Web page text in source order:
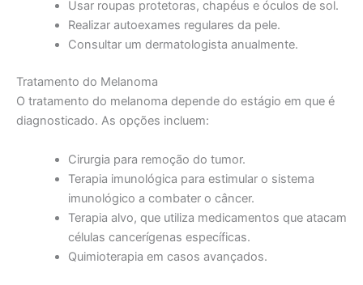
Usar roupas protetoras, chapéus e óculos de sol.
Realizar autoexames regulares da pele.
Consultar um dermatologista anualmente.
Tratamento do Melanoma
O tratamento do melanoma depende do estágio em que é
diagnosticado. As opções incluem:
Cirurgia para remoção do tumor.
Terapia imunológica para estimular o sistema
imunológico a combater o câncer.
Terapia alvo, que utiliza medicamentos que atacam
células cancerígenas específicas.
Quimioterapia em casos avançados.